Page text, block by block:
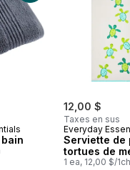
12,00 $
Taxes en sus
Everyday
Serviette de
tortues de
1 ea, 12,00 $/1ch